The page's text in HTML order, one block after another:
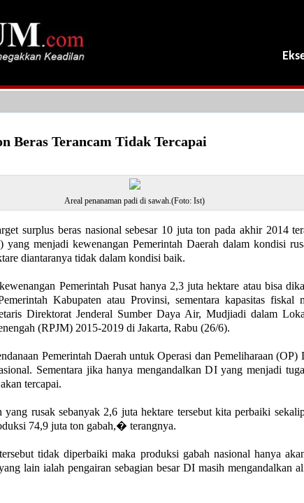
Beras Terancam Tidak Tercapai
Areal penanaman padi di sawah.(Foto: Ist)
surplus beras nasional sebesar 10 juta ton pada akhir 2014
yang menjadi kewenangan Pemerintah Daerah dalam kondisi
diantaranya tidak dalam kondisi baik.
Pemerintah Pusat hanya 2,3 juta hektare atau bisa
Kabupaten atau Provinsi, sementara kapasitas fiskal
Direktorat Jenderal Sumber Daya Air, Mudjiadi dalam
(RPJM) 2015-2019 di Jakarta, Rabu (26/6).
Pemerintah Daerah untuk Operasi dan Pemeliharaan (OP)
Sementara jika hanya mengandalkan DI yang menjadi
tercapai.
rusak sebanyak 2,6 juta hektare tersebut kita perbaiki
74,9 juta ton gabah,� terangnya.
tidak diperbaiki maka produksi gabah nasional hanya
lain ialah pengairan sebagian besar DI masih mengandalkan